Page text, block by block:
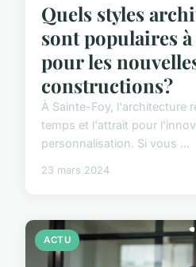
Quels styles
sont populaires
pour les
constructions?
À Sainte-Foy, l'architecture
temps et l'attrait pour
personnalisation. Si vous ...
23 mars 2024
ACTU